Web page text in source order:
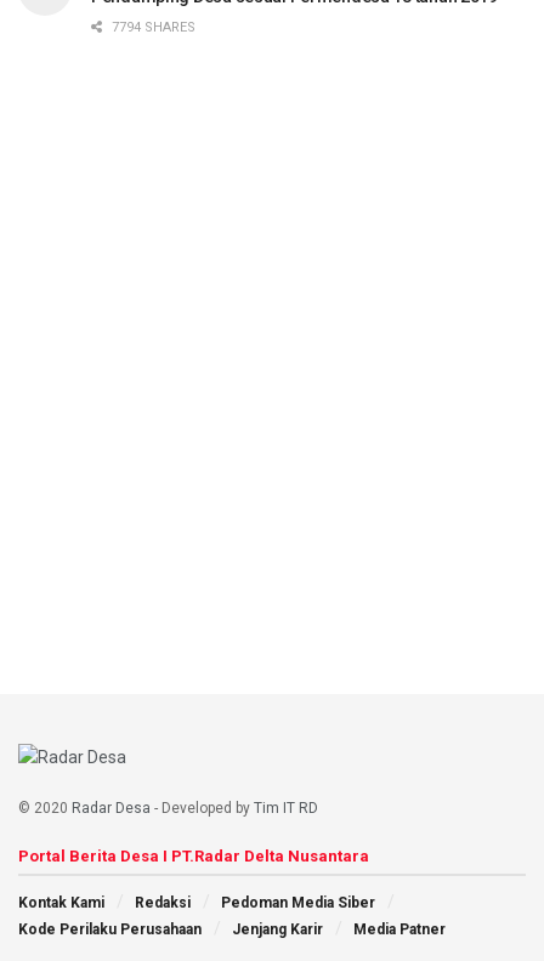
7794 SHARES
© 2020 Radar Desa - Developed by Tim IT RD
Portal Berita Desa I PT.Radar Delta Nusantara
Kontak Kami Redaksi
Pedoman Media Siber
Kode Perilaku Perusahaan
Jenjang Karir Media Patner